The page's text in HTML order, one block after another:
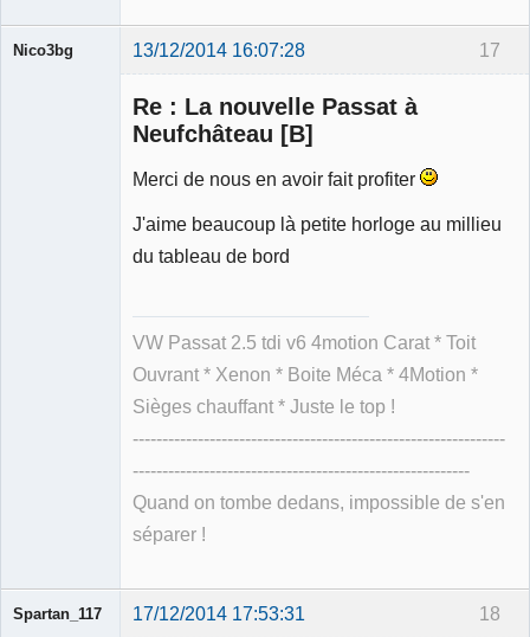
17
Nico3bg 13/12/2014 16:07:28
Re : La nouvelle Passat à
Neufchâteau [B]
Merci de nous en avoir fait profiter
J'aime beaucoup là petite horloge au millieu
du tableau de bord
VW Passat 2.5 tdi v6 4motion Carat * Toit
Ouvrant * Xenon * Boite Méca * 4Motion *
Sièges chauffant * Juste le top !
---------------------------------------------------------------
---------------------------------------------------------
Quand on tombe dedans, impossible de s'en
séparer !
18
Spartan_117 17/12/2014 17:53:31